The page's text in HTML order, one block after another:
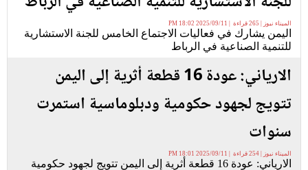
الميناء نيوز | 265 قراءة | 2025/09/11 18:02 PM
اليمن يشارك في فعاليات الاجتماع الخامس للجنة الاستشارية
للتنمية الصناعية في الرباط
الارياني: عودة 16 قطعة أثرية إلى اليمن
تتويج لجهود حكومية ودبلوماسية استمرت
سنوات
الميناء نيوز | 254 قراءة | 2025/09/11 18:01 PM
الارياني: عودة 16 قطعة أثرية إلى اليمن تتويج لجهود حكومية